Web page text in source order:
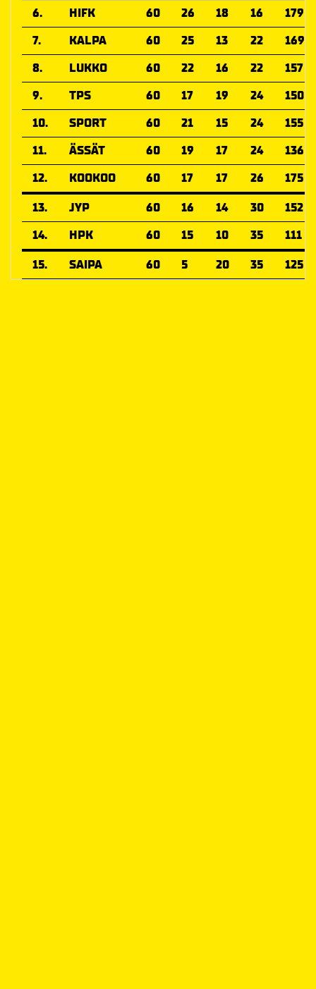
6.
HIFK 60 26 18 16
179
7.
KALPA 60 25 13 22
169
8.
LUKKO 60 22 16 22
157
9.
TPS 60 17 19 24
150
10.
SPORT 60 21 15 24
155
11.
ÄSSÄT 60 19 17 24
136
12.
KOOKOO 60 17 17 26
175
13.
JYP 60 16 14 30
152
14.
HPK 60 15 10 35
111
15.
SAIPA 60 5 20 35 125